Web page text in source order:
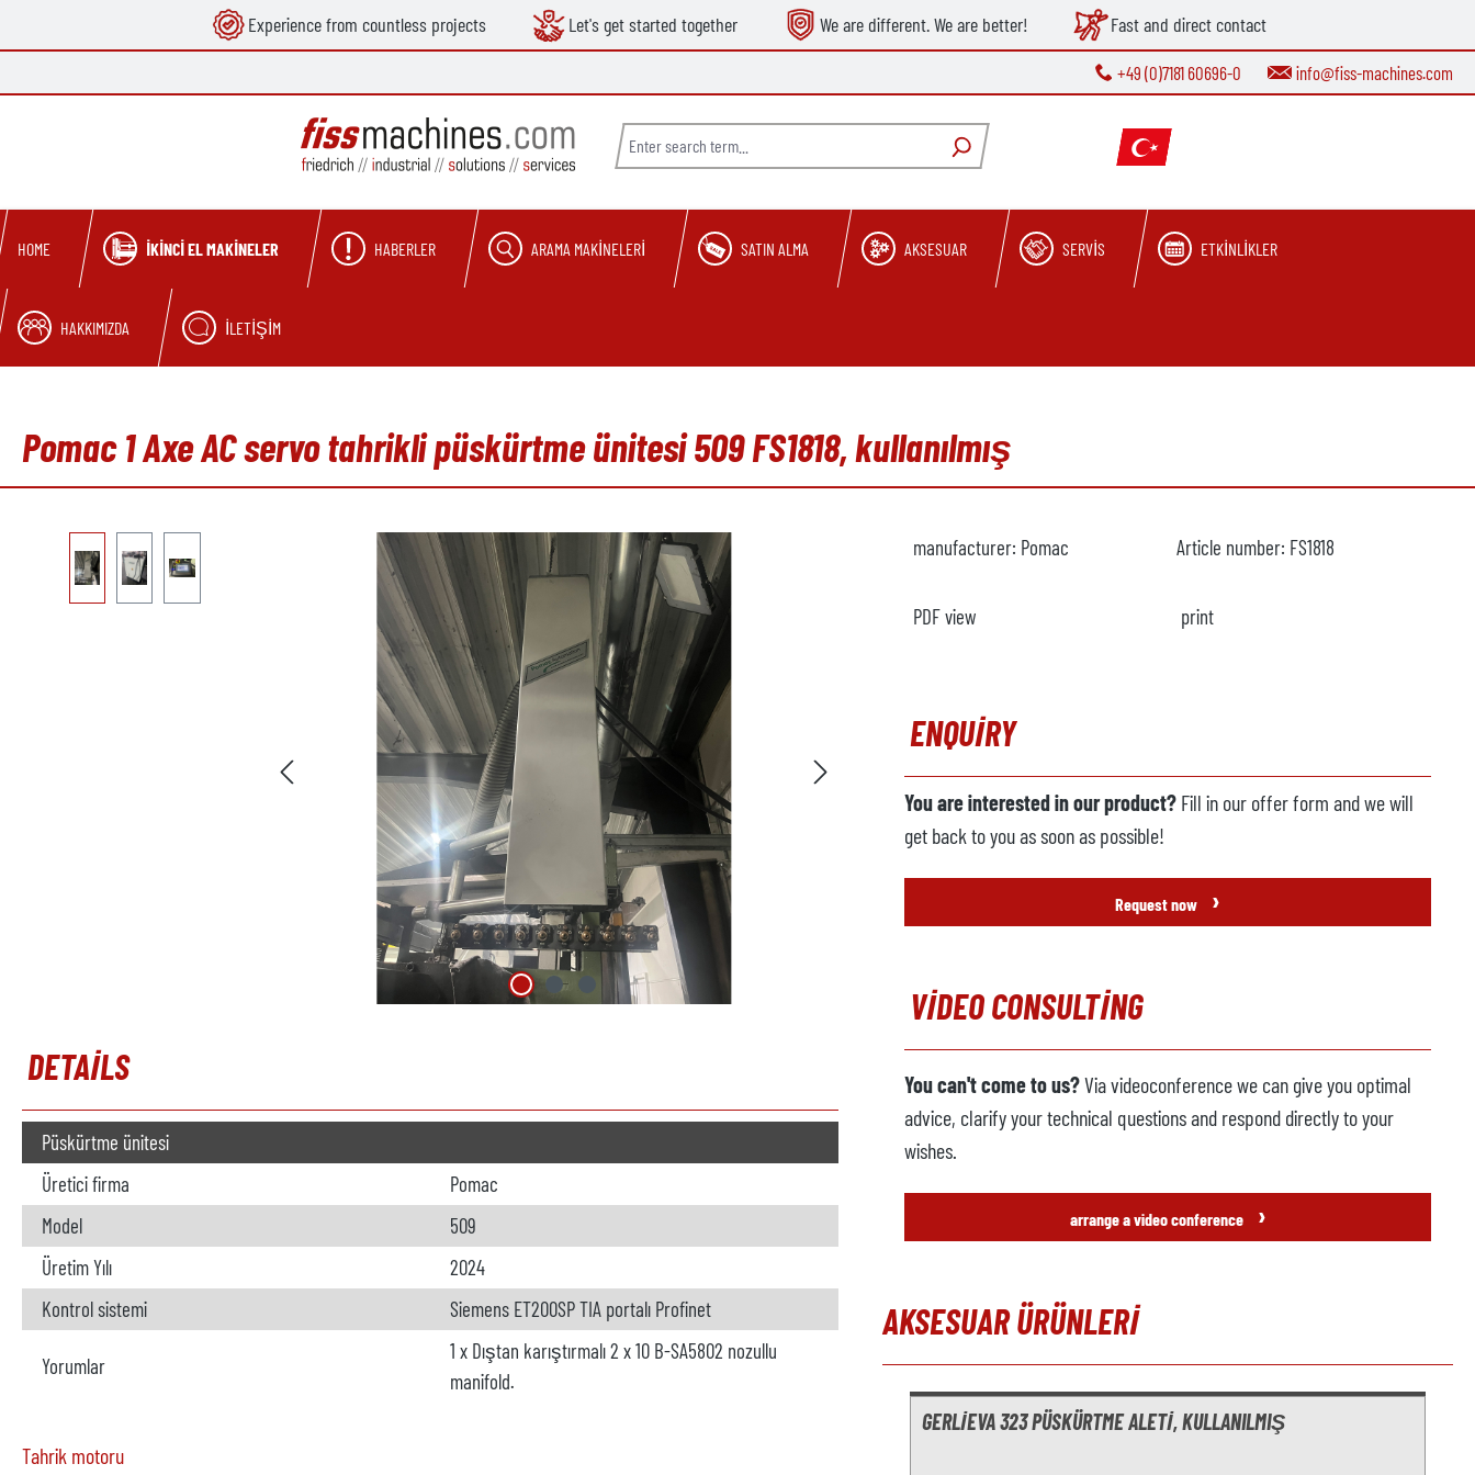
Skip to main navigation Experience from countless projects Let's get started together We are different. We are better! Fast and direct contact
+49 (0)7181 60696-0 info@fiss-machines.com
HOME İKINCI EL MAKINELER HABERLER ARAMA MAKINELERI SATIN ALMA AKSESUAR SERVIS ETKINLIKLER
HAKKIMIZDA İLETIŞIM
Pomac 1 Axe AC servo tahrikli püskürtme ünitesi 509 FS1818, kullanılmış
Skip image gallery
DETAILS
Püskürtme ünitesi
Üretici firma
Pomac
Model
509
Üretim Yılı
2024
Kontrol sistemi
Siemens ET200SP TIA portalı Profinet
Yorumlar
1 x Dıştan karıştırmalı 2 x 10 B-SA5802 nozullu
manifold.
Tahrik motoru
manufacturer: Pomac Article number: FS1818
PDF view print
ENQUIRY
You are interested in our product? Fill in our offer form and we will
get back to you as soon as possible!
Request now ›
VIDEO CONSULTING
You can't come to us?Via videoconference we can give you optimal
advice, clarify your technical questions and respond directly to your
wishes.
arrange a video conference ›
AKSESUAR ÜRÜNLERI
GERLIEVA 323 PÜSKÜRTME ALETI, KULLANILMIŞ